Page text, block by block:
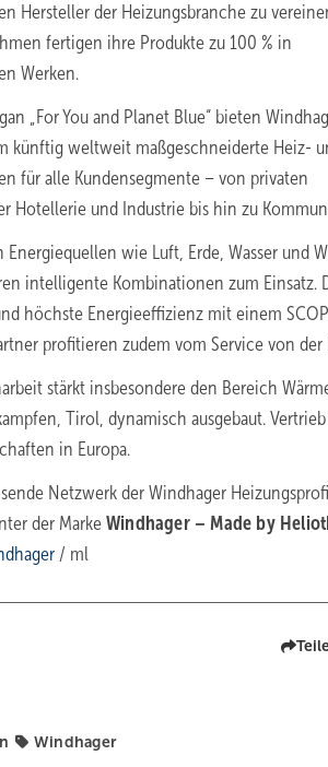
Hersteller der Heizungsbranche zu
fertigen ihre Produkte zu 100 % in
Werken.
„For You and Planet Blue“ bieten
künftig weltweit maßgeschneiderte Heiz-
für alle Kundensegmente – von privaten
Hotellerie und Industrie bis hin zu
Energiequellen wie Luft, Erde, Wasser und
intelligente Kombinationen zum Einsatz.
höchste Energieeffizienz mit einem
profitieren zudem vom Service von
stärkt insbesondere den Bereich
Tirol, dynamisch ausgebaut.
in Europa.
Netzwerk der Windhager
der Marke Windhager – Made by
/ ml
Windhager